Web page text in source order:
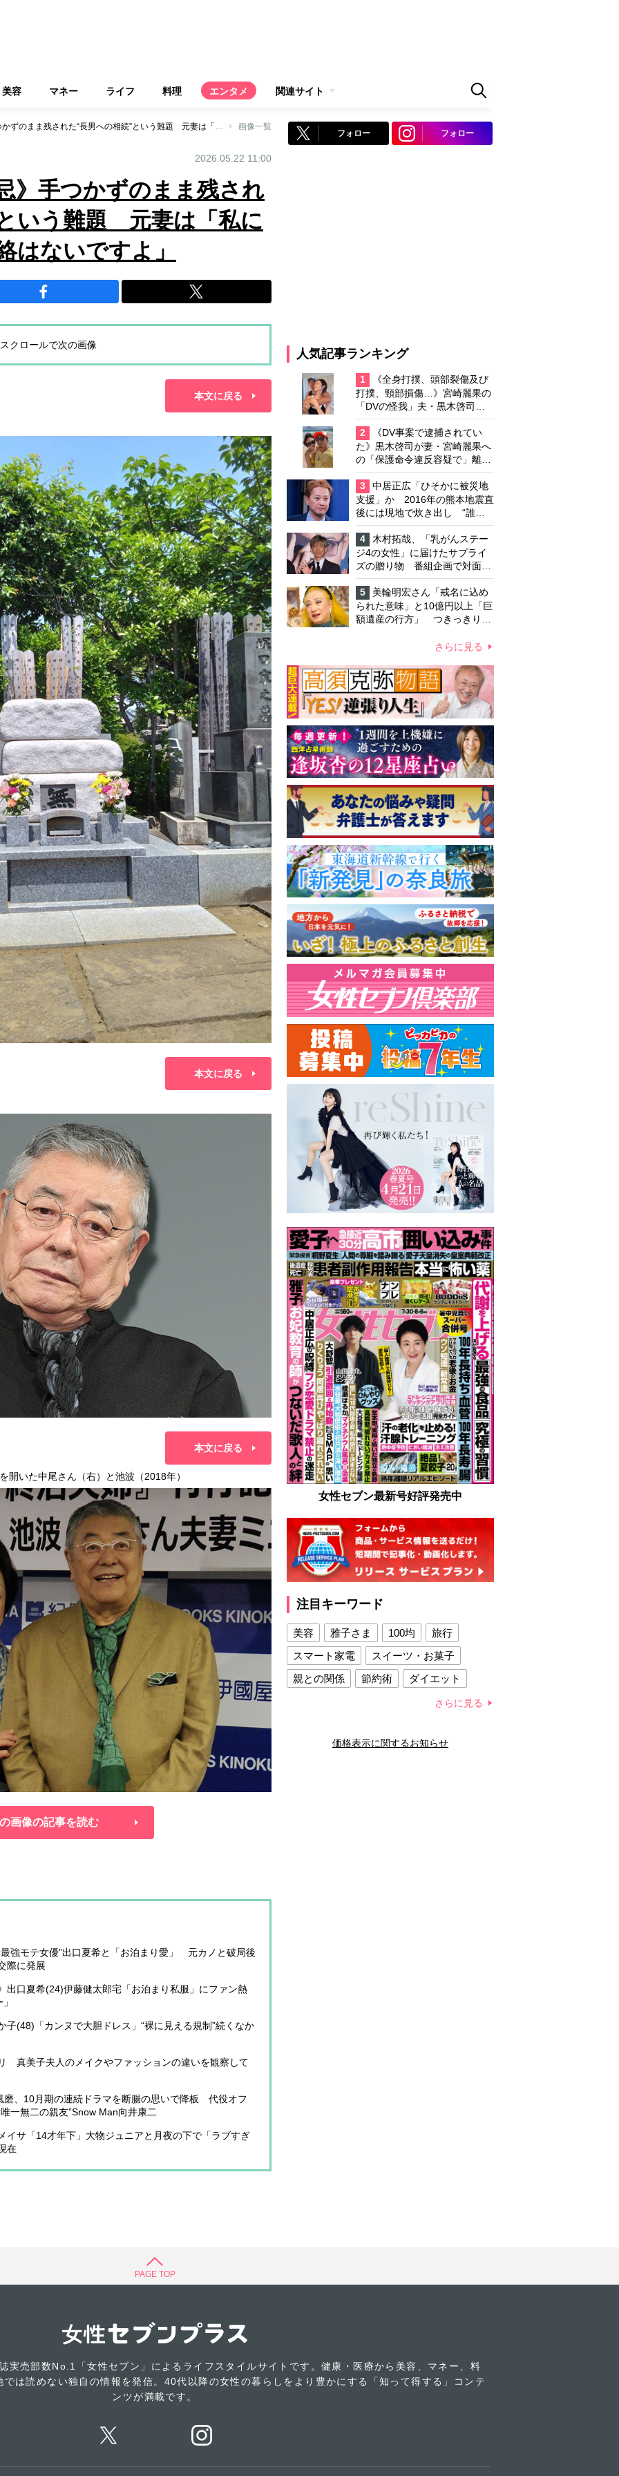
美容 マネー ライフ 料理 エンタメ 関連サイト
《中尾彬さん三回忌》手つかずのまま残された“長男への相続”という難題 元妻は「私にも息子にも何も連絡はないですよ」 画像一覧
2026.05.22 11:00
》手つかずのまま残され
いう難題 元妻は「私に
はないですよ」
クロールで次の画像
本文に戻る
本文に戻る
本文に戻る
開いた中尾さん（右）と池波（2018年）
画像の記事を読む
強モテ女優”出口夏希と「お泊まり愛」 元カノと破局後
際に発展
出口夏希(24)伊藤健太郎宅「お泊まり私服」にファン熱
子(48)「カンヌで大胆ドレス」“裸に見える規制”続くなか
真美子夫人のメイクやファッションの違いを観察して
磨、10月期の連続ドラマを断腸の思いで降板 代役オフ
一無二の親友”Snow Man向井康二
イサ「14才年下」大物ジュニアと月夜の下で「ラブすぎ
在
フォロー フォロー
人気記事ランキング
1
《全身打撲、頭部裂傷及び
打撲、頸部損傷…》宮崎麗果の
「DVの怪我」夫・黒木啓司の
逮捕で始まる「夫婦の闘争」
2
《DV事案で逮捕されてい
た》黒木啓司が妻・宮崎麗果へ
の「保護命令違反容疑で」離婚
協議は「第二ステージ」へ
3
中居正広「ひそかに被災地
支援」か 2016年の熊本地震直
後には現地で炊き出し “誰に
も知られなくて良い”と、むし
ろ強まる福祉活動への思い
4
木村拓哉、「乳がんステー
ジ4の女性」に届けたサプライ
ズの贈り物 番組企画で対面し
たファンが、夢と希望を与える
心遣いに「うれしくて号泣しま
した」
5
美輪明宏さん「戒名に込め
られた意味」と10億円以上「巨
額遺産の行方」 つきっきりで
さらに見る
女性セブン最新号好評発売中
注目キーワード
美容 雅子さま 100均
旅行
スマート家電
スイーツ・お菓子
親との関係
節約術
ダイエット
夫との関係
新津春子 どか食い
さらに見る
価格表示に関するお知らせ
PAGE TOP
実売部数No.1「女性セブン」によるライフスタイルサイトです。健康・医療から美容、マネー、料
は読めない独自の情報を発信。40代以降の女性の暮らしをより豊かにする「知って得する」コンテ
ンツが満載です。